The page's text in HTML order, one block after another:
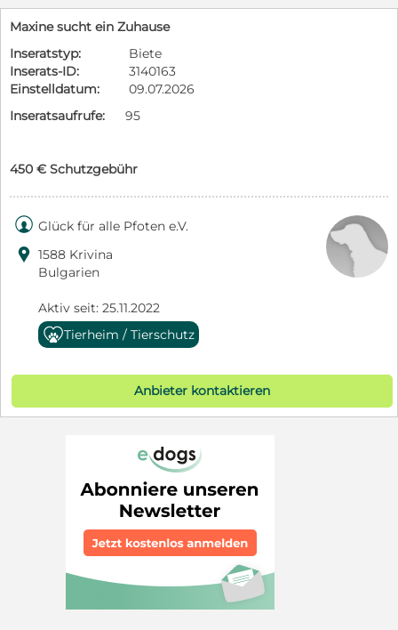
Maxine sucht ein Zuhause
Inseratstyp:
Biete
Inserats-ID:
3140163
Einstelldatum:
09.07.2026
Inseratsaufrufe:
95
450 € Schutzgebühr
 Glück für alle Pfoten e.V.
 1588 Krivina
Bulgarien
Aktiv seit: 25.11.2022
Tierheim / Tierschutz
Anbieter kontaktieren